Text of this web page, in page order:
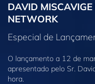
DAVID
NETWORK
Especial de
O lançamento a 12 de
apresentado pelo Sr.
hora.